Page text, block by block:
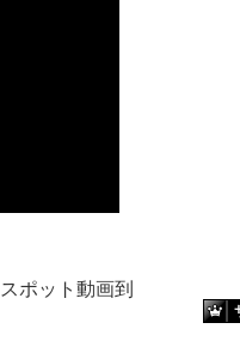
ポット動画到